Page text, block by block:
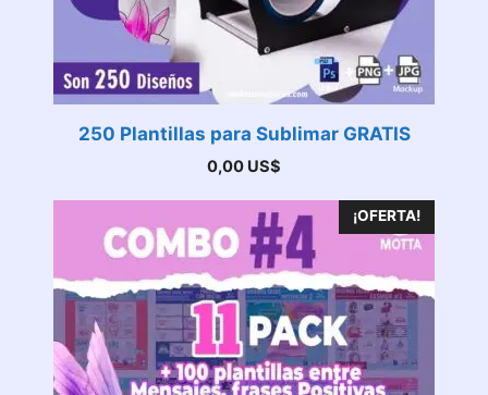
250 Plantillas para Sublimar GRATIS
0,00 US$
¡OFERTA!